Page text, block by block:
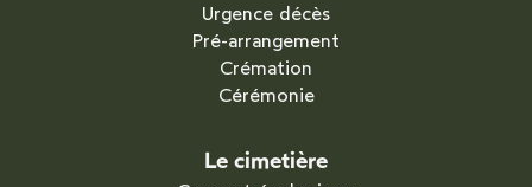
Urgence décès
Pré-arrangement
Crémation
Cérémonie
Le cimetière